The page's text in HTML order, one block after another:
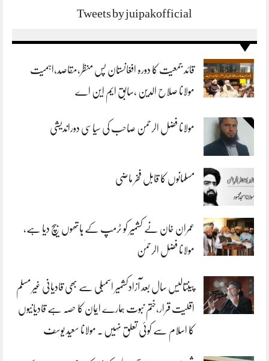
Tweets by juipakofficial
قائد جمعیت کا دورہ افغانستان پس منظر،مقاصد،اہمیت
مولانا صلاح الدین ،سابق ایم این اے
مولانا فضل الرحمن صاحب کی سیاسی دوراندیشی
مسلمانوں کا قابل فخر ماضی
عمران خان نے کشمیر کو ٹرمپ کے ہاتھوں بیچ دیا ہے،
مولانا فضل الرحمٰن
پینتالیس سال بعد آزادکشمیر اسمبلی سے بھی قادیانی غیر مسلم
اقلیت قرار،ختم نبوت ہمارے ایمان کا حصہ ہے قادیانیوں
کا اسلام سے کوئی تعلق نہیں . مولانا سعید یوسف